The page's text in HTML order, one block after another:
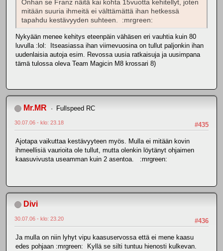
Onhan se Franz näitä kai kohta 15vuotta kehitellyt, joten
mitään suuria ihmeitä ei välttämättä ihan hetkessä
tapahdu kestävyyden suhteen. :mrgreen:
Nykyään menee kehitys eteenpäin vähäsen eri vauhtia kuin 80
luvulla :lol: Itseasiassa ihan viimevuosina on tullut paljonkin ihan
uudenlaisia autoja esim. Revossa uusia ratkaisuja ja uusimpana
tämä tulossa oleva Team Magicin M8 krossari 8)
Mr.MR Fullspeed RC
#435
30.07.06 - klo: 23.18
Ajotapa vaikuttaa kestävyyteen myös. Mulla ei mitään kovin
ihmeellisiä vaurioita ole tullut, mutta olenkin löytänyt ohjaimen
kaasuvivusta useamman kuin 2 asentoa. :mrgreen:
Divi
#436
30.07.06 - klo: 23.20
Ja mulla on niin lyhyt vipu kaasuservossa että ei mene kaasu
edes pohjaan :mrgreen: Kyllä se silti tuntuu hienosti kulkevan.